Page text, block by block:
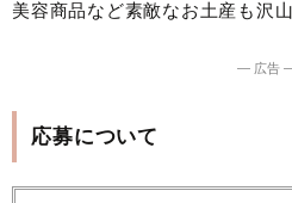
美容商品など素敵なお土産も沢
― 広告
応募について